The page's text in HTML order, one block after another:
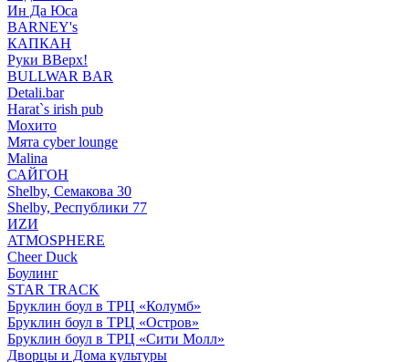
Ин Да Юса
BARNEY's
КАПКАН
Руки ВВерх!
BULLWAR BAR
Detali.bar
Harat`s irish pub
Мохито
Мята cyber lounge
Malina
САЙГОН
Shelby, Семакова 30
Shelby, Республики 77
ИZИ
ATMOSPHERE
Cheer Duck
Боулинг
STAR TRACK
Бруклин боул в ТРЦ «Колумб»
Бруклин боул в ТРЦ «Остров»
Бруклин боул в ТРЦ «Сити Молл»
Дворцы и Дома культуры